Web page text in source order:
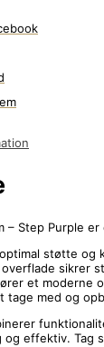
– Step Purple
støtte og
overflade sikrer
et moderne
tage med og
og effektiv.